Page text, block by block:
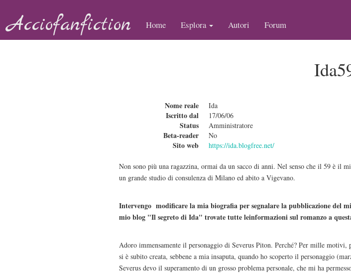
Acciofanfiction Home Esplora Autori Forum
Nome reale Ida
Iscritto dal 17/06/06
Status Amministratore
Beta-reader No
Sito web https://ida.blogfree.net/
Non sono più una ragazzina, ormai da un sacco di anni. Nel senso che il 59 è il
un grande studio di consulenza di Milano ed abito a Vigevano.
Intervengo modificare la mia biografia per segnalare la pubblicazione del
mio blog "Il segreto di Ida" trovate tutte leinformazioni sul romanzo a
Adoro immensamente il personaggio di Severus Piton. Perché? Per mille
si è subito creata, sebbene a mia insaputa, quando ho scoperto il personaggio
Severus devo il superamento di un grosso problema personale, che mi ha